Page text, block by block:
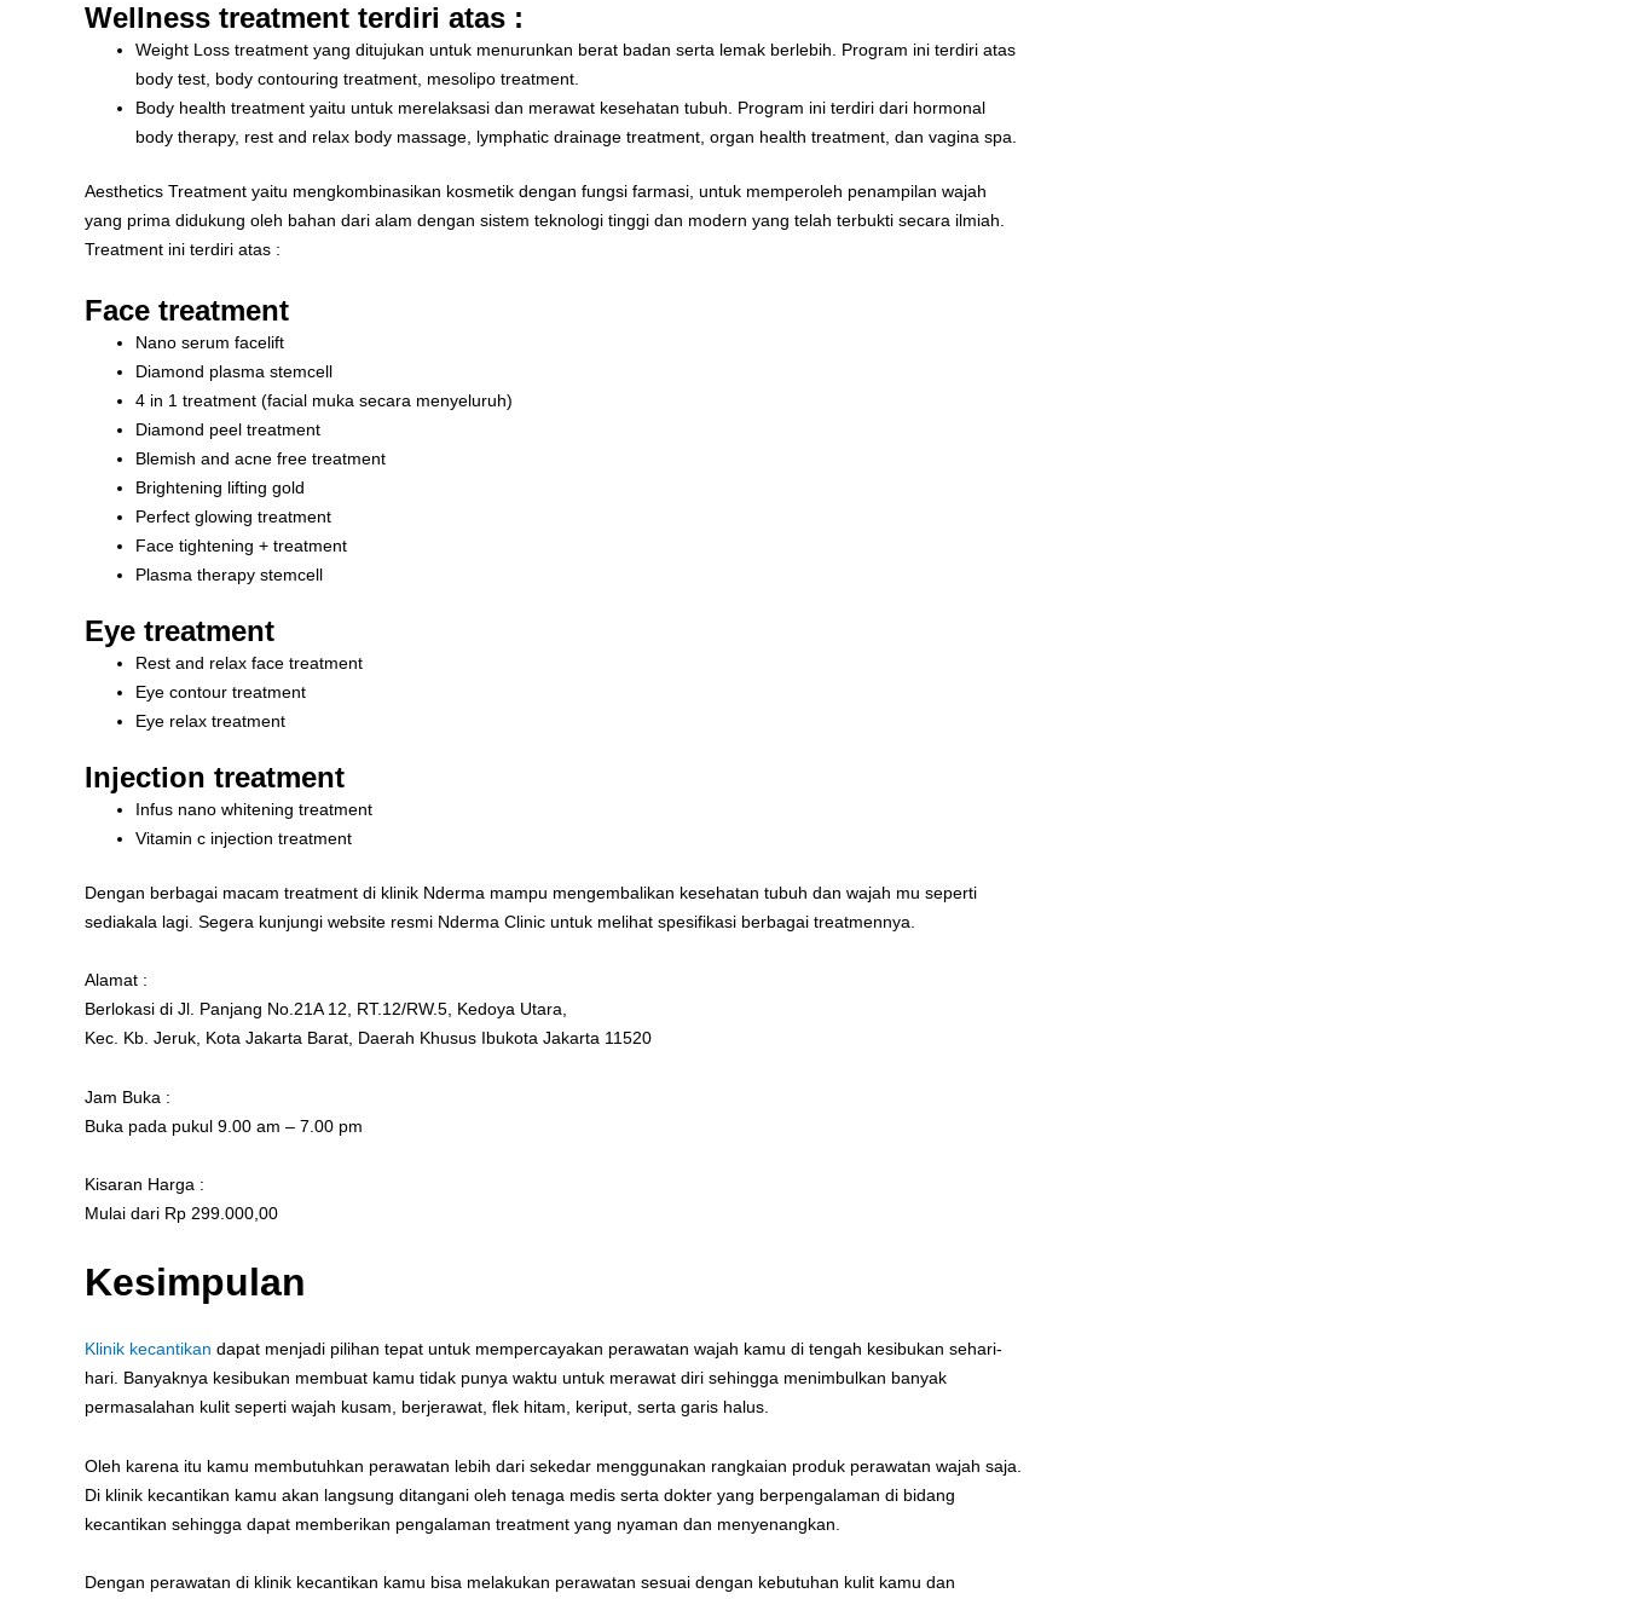
Wellness treatment terdiri atas :
Weight Loss treatment yang ditujukan untuk menurunkan berat badan serta lemak berlebih. Program ini terdiri atas
body test, body contouring treatment, mesolipo treatment.
Body health treatment yaitu untuk merelaksasi dan merawat kesehatan tubuh. Program ini terdiri dari hormonal
body therapy, rest and relax body massage, lymphatic drainage treatment, organ health treatment, dan vagina spa.
Aesthetics Treatment yaitu mengkombinasikan kosmetik dengan fungsi farmasi, untuk memperoleh penampilan wajah
yang prima didukung oleh bahan dari alam dengan sistem teknologi tinggi dan modern yang telah terbukti secara ilmiah.
Treatment ini terdiri atas :
Face treatment
Nano serum facelift
Diamond plasma stemcell
4 in 1 treatment (facial muka secara menyeluruh)
Diamond peel treatment
Blemish and acne free treatment
Brightening lifting gold
Perfect glowing treatment
Face tightening + treatment
Plasma therapy stemcell
Eye treatment
Rest and relax face treatment
Eye contour treatment
Eye relax treatment
Injection treatment
Infus nano whitening treatment
Vitamin c injection treatment
Dengan berbagai macam treatment di klinik Nderma mampu mengembalikan kesehatan tubuh dan wajah mu seperti
sediakala lagi. Segera kunjungi website resmi Nderma Clinic untuk melihat spesifikasi berbagai treatmennya.
Alamat :
Berlokasi di Jl. Panjang No.21A 12, RT.12/RW.5, Kedoya Utara,
Kec. Kb. Jeruk, Kota Jakarta Barat, Daerah Khusus Ibukota Jakarta 11520
Jam Buka :
Buka pada pukul 9.00 am – 7.00 pm
Kisaran Harga :
Mulai dari Rp 299.000,00
Kesimpulan
Klinik kecantikan dapat menjadi pilihan tepat untuk mempercayakan perawatan wajah kamu di tengah kesibukan sehari-
hari. Banyaknya kesibukan membuat kamu tidak punya waktu untuk merawat diri sehingga menimbulkan banyak
permasalahan kulit seperti wajah kusam, berjerawat, flek hitam, keriput, serta garis halus.
Oleh karena itu kamu membutuhkan perawatan lebih dari sekedar menggunakan rangkaian produk perawatan wajah saja.
Di klinik kecantikan kamu akan langsung ditangani oleh tenaga medis serta dokter yang berpengalaman di bidang
kecantikan sehingga dapat memberikan pengalaman treatment yang nyaman dan menyenangkan.
Dengan perawatan di klinik kecantikan kamu bisa melakukan perawatan sesuai dengan kebutuhan kulit kamu dan